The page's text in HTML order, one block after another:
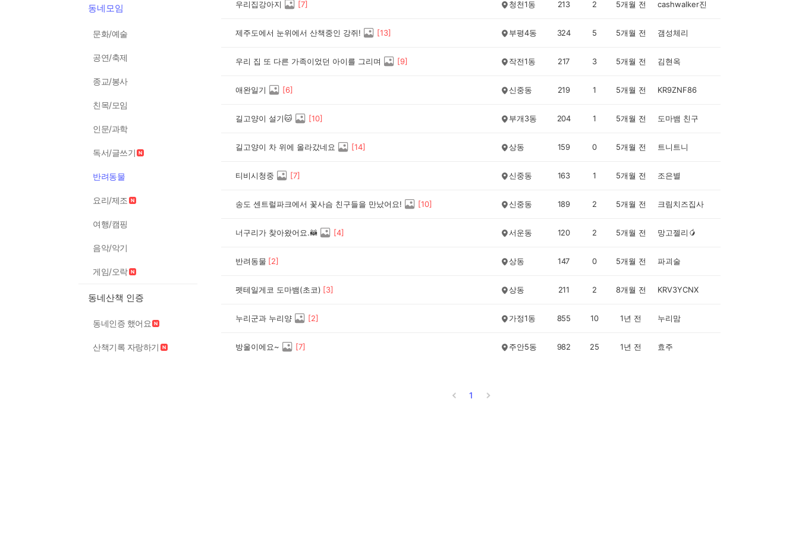
동네모임
문화/예술
공연/축제
종교/봉사
친목/모임
인문/과학
독서/글쓰기
반려동물
요리/제조
여행/캠핑
음악/악기
게임/오락
동네산책 인증
동네인증 했어요
산책기록 자랑하기
우리집강아지 [7] 청천1동 213 2 5개월 전 cashwalker진
제주도에서 눈위에서 산책중인 강쥐! [13] 부평4동 324 5 5개월 전 갬성체리
우리 집 또 다른 가족이었던 아이를 그리며 [9] 작전1동 217 3 5개월 전 김현옥
애완일기 [6] 신중동 219 1 5개월 전 KR9ZNF86
길고양이 설기🐱 [10] 부개3동 204 1 5개월 전 도마뱀 친구
길고양이 차 위에 올라갔네요 [14] 상동 159 0 5개월 전 트니트니
티비시청중 [7] 신중동 163 1 5개월 전 조은별
송도 센트럴파크에서 꽃사슴 친구들을 만났어요! [10] 신중동 189 2 5개월 전 크림치즈집사
너구리가 찾아왔어요.🦝 [4] 서운동 120 2 5개월 전 망고젤리🥭
반려동물 [2] 상동 147 0 5개월 전 파괴술
펫테일게코 도마뱀(초코) [3] 상동 211 2 8개월 전 KRV3YCNX
누리군과 누리양 [2] 가정1동 855 10 1년 전 누리맘
방울이에요~ [7] 주안5동 982 25 1년 전 효주
1